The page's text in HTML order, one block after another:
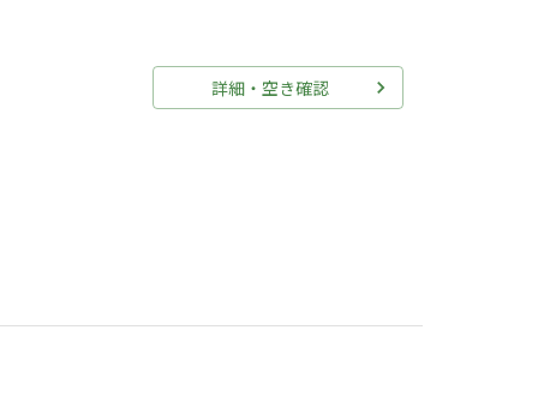
詳細・空き確認